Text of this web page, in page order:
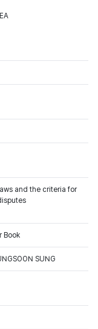
and the criteria for
Book
SUNG